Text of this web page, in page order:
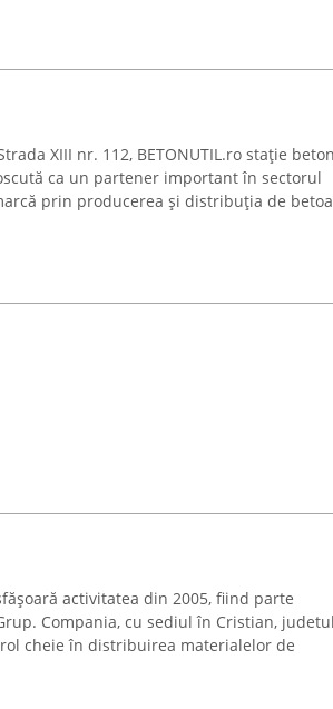
XIII nr. 112, BETONUTIL.ro stație
ca un partener important în sectorul
prin producerea și distribuția de
activitatea din 2005, fiind parte
Compania, cu sediul în Cristian, judetul
cheie în distribuirea materialelor de